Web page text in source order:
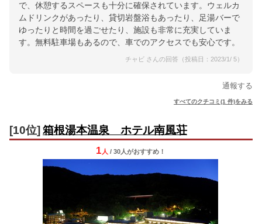
で、休憩するスペースも十分に確保されています。ウェルカ
ムドリンクがあったり、貸切岩盤浴もあったり、足湯バーで
ゆったりと時間を過ごせたり、施設も非常に充実していま
す。無料駐車場もあるので、車でのアクセスでも安心です。
チャビ さんの回答（投稿日：2023/1/ 5）
通報する
すべてのクチコミ(1 件)をみる
[10位] 箱根湯本温泉 ホテル南風荘
1 人 / 30人がおすすめ！